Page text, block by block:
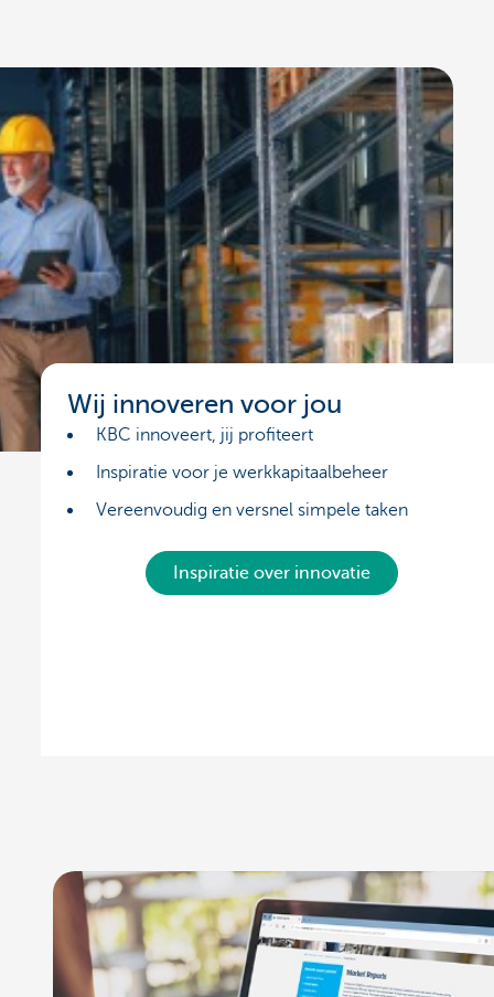
Wij innoveren voor jou
KBC innoveert, jij profiteert
Inspiratie voor je werkkapitaalbeheer
Vereenvoudig en versnel simpele taken
Inspiratie over innovatie